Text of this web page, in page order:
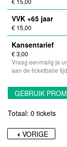
VVK +65 jaar
€ 15,00
Kansentarief
€ 3,00
Vraag eenmalig je
aan de ticketbalie
GEBRUIK
Totaal: 0 tickets
VORIGE